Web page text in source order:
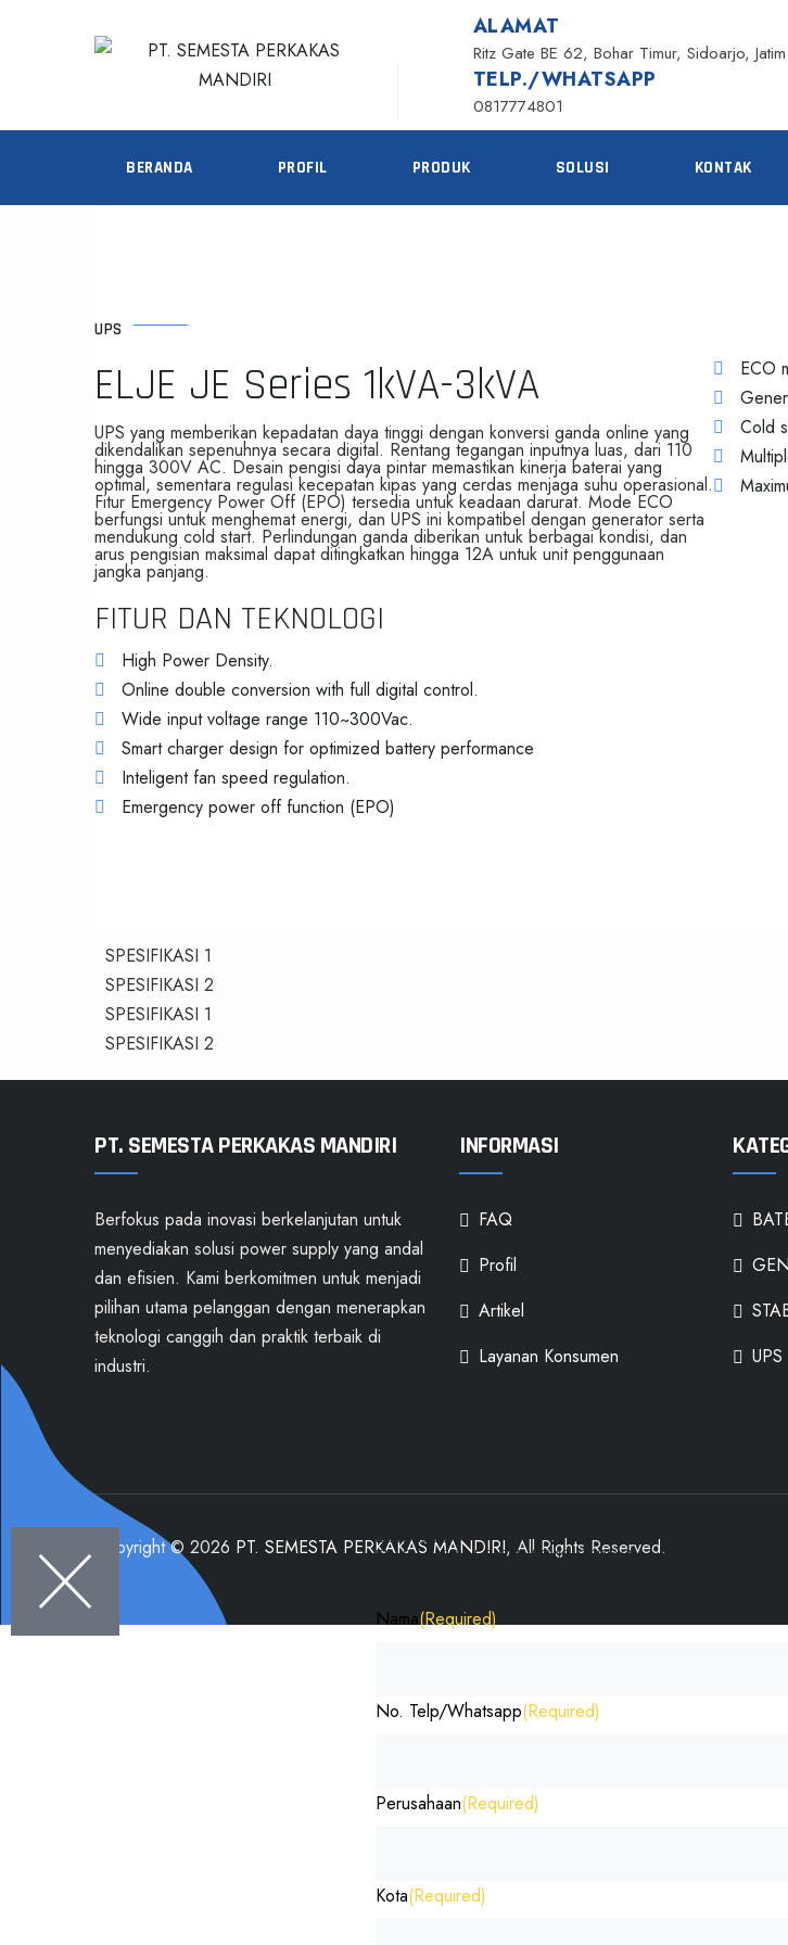
ALAMAT
Ritz Gate BE 62, Bohar Timur, Sidoarjo, Jatim
TELP./WHATSAPP
0817774801
BERANDA PROFIL PRODUK SOLUSI KONTAK
UPS
ELJE JE Series 1kVA-3kVA
UPS yang memberikan kepadatan daya tinggi dengan konversi ganda online yang
dikendalikan sepenuhnya secara digital. Rentang tegangan inputnya luas, dari 110
hingga 300V AC. Desain pengisi daya pintar memastikan kinerja baterai yang
optimal, sementara regulasi kecepatan kipas yang cerdas menjaga suhu operasional.
Fitur Emergency Power Off (EPO) tersedia untuk keadaan darurat. Mode ECO
berfungsi untuk menghemat energi, dan UPS ini kompatibel dengan generator serta
mendukung cold start. Perlindungan ganda diberikan untuk berbagai kondisi, dan
arus pengisian maksimal dapat ditingkatkan hingga 12A untuk unit penggunaan
jangka panjang.
FITUR DAN TEKNOLOGI
High Power Density.
Online double conversion with full digital control.
Wide input voltage range 110~300Vac.
Smart charger design for optimized battery performance
Inteligent fan speed regulation.
Emergency power off function (EPO)
ECO
Cold
SPESIFIKASI 1
SPESIFIKASI 2
SPESIFIKASI 1
SPESIFIKASI 2
PT. SEMESTA PERKAKAS MANDIRI
Berfokus pada inovasi berkelanjutan untuk
menyediakan solusi power supply yang andal
dan efisien. Kami berkomitmen untuk menjadi
pilihan utama pelanggan dengan menerapkan
teknologi canggih dan praktik terbaik di
industri.
INFORMASI
FAQ
Profil
Artikel
Layanan Konsumen
UPS
Copyright © 2026 PT. SEMESTA PERKAKAS MANDIRI, All Rights Reserved.
Download
ELJE EL POWER SERIES 10-800kVA
Nama(Required)
No. Telp/Whatsapp(Required)
Perusahaan(Required)
Kota(Required)